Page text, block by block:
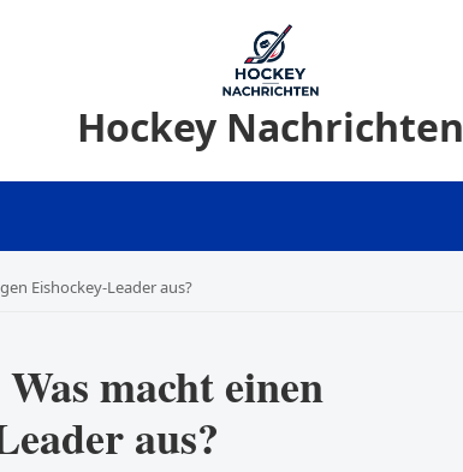
Hockey Nachrichten
Eishockey-Leader aus?
macht einen
aus?